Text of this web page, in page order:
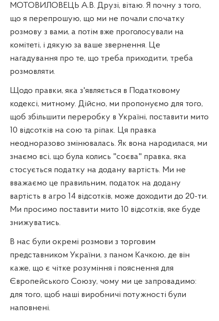
МОТОВИЛОВЕЦЬ А.В. Друзі, вітаю. Я почну з того,
що я перепрошую, що ми не почали спочатку
розмову з вами, а потім вже проголосували на
комітеті, і дякую за ваше звернення. Це
нагадування про те, що треба приходити, треба
розмовляти.
Щодо правки, яка з'являється в Податковому
кодексі, митному. Дійсно, ми пропонуємо для того,
щоб збільшити переробку в Україні, поставити мито
10 відсотків на сою та ріпак. Ця правка
неодноразово змінювалась. Як вона народилася, ми
знаємо всі, що була колись "соєва" правка, яка
стосується податку на додану вартість. Ми не
вважаємо це правильним, податок на додану
вартість в агро 14 відсотків, може доходити до 20-ти.
Ми просимо поставити мито 10 відсотків, яке буде
знижуватись.
В нас були окремі розмови з торговим
представником України, з паном Качкою, де він
каже, що є чітке розуміння і пояснення для
Європейського Союзу, чому ми це запровадимо:
для того, щоб наші виробничі потужності були
наповнені.